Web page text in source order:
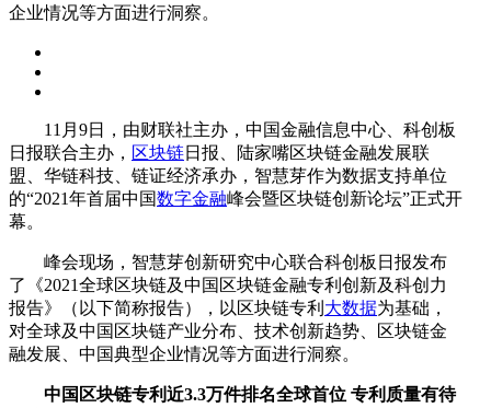
企业情况等方面进行洞察。
11月9日，由财联社主办，中国金融信息中心、科创板
日报联合主办， 区块链日报、陆家嘴区块链金融发展联
盟、华链科技、链证经济承办，智慧芽作为数据支持单位
的“2021年首届中国数字金融峰会暨区块链创新论坛”正式开
幕。
峰会现场，智慧芽创新研究中心联合科创板日报发布
了《2021全球区块链及中国区块链金融专利创新及科创力
报告》（以下简称报告），以区块链专利 大数据为基础，
对全球及中国区块链产业分布、技术创新趋势、区块链金
融发展、中国典型企业情况等方面进行洞察。
中国区块链专利近3.3万件排名全球首位 专利质量有待